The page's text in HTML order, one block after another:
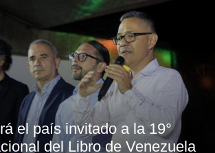
el país invitado a la 19°
del Libro de Venezuela